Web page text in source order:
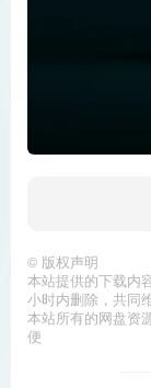
© 版权声明
本站提供的下载内
小时内删除，共同
本站所有的网盘资
便